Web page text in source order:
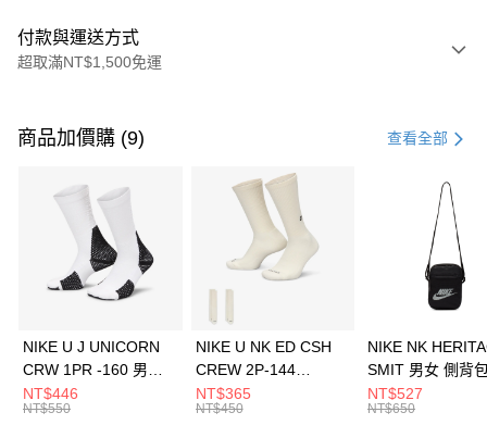
付款與運送方式
超取滿NT$1,500免運
信用卡一次付款
3 期 0 利率 每期 21家銀行
合作金庫商業銀行
第一商業銀行
華南商業銀行
彰化商業銀行
上海商業儲蓄銀行
元大商業銀行
Apple Pay
全盈+PAY
AFTEE先享後付
商品加價購 (9) 查看全部
NIKE U J UNICORN
CRW 1PR -160 男女
中統襪 FZ3393100
NT$446
NT$550
NIKE U NK ED CSH
CREW 2P-144
EMBRDY 男女 短統襪
FZ3073133
NT$365
NT$450
NIKE NK
SMIT 男女 側背
BA5871010
NT$527
NT$650